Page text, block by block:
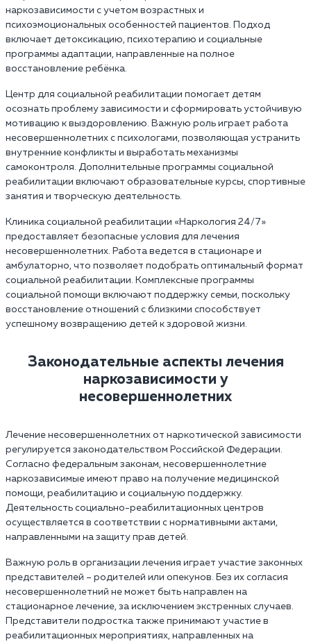
наркозависимости с учетом возрастных и
психоэмоциональных особенностей пациентов. Подход
включает детоксикацию, психотерапию и социальные
программы адаптации, направленные на полное
восстановление ребёнка.
Центр для социальной реабилитации помогает детям
осознать проблему зависимости и сформировать устойчивую
мотивацию к выздоровлению. Важную роль играет работа
несовершеннолетних с психологами, позволяющая устранить
внутренние конфликты и выработать механизмы
самоконтроля. Дополнительные программы социальной
реабилитации включают образовательные курсы, спортивные
занятия и творческую деятельность.
Клиника социальной реабилитации «Наркология 24/7»‎
предоставляет безопасные условия для лечения
несовершеннолетних. Работа ведется в стационаре и
амбулаторно, что позволяет подобрать оптимальный формат
социальной реабилитации. Комплексные программы
социальной помощи включают поддержку семьи, поскольку
восстановление отношений с близкими способствует
успешному возвращению детей к здоровой жизни.
Законодательные аспекты лечения
наркозависимости у
несовершеннолетних
Лечение несовершеннолетних от наркотической зависимости
регулируется законодательством Российской Федерации.
Согласно федеральным законам, несовершеннолетние
наркозависимые имеют право на получение медицинской
помощи, реабилитацию и социальную поддержку.
Деятельность социально-реабилитационных центров
осуществляется в соответствии с нормативными актами,
направленными на защиту прав детей.
Важную роль в организации лечения играет участие законных
представителей – родителей или опекунов. Без их согласия
несовершеннолетний не может быть направлен на
стационарное лечение, за исключением экстренных случаев.
Представители подростка также принимают участие в
реабилитационных мероприятиях, направленных на